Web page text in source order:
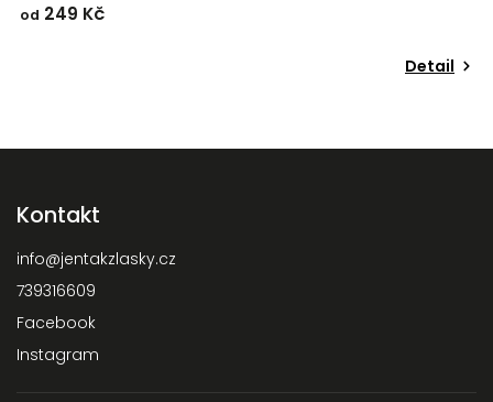
od 249 Kč
Detail
Kontakt
info@jentakzlasky.cz
739316609
Facebook
Instagram